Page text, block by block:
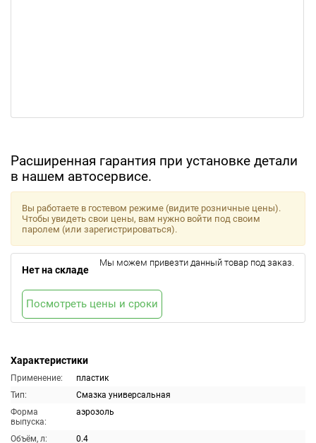
Расширенная гарантия при установке детали
в нашем автосервисе.
Характеристики
Применение:
пластик
Тип:
Смазка универсальная
Форма
выпуска:
аэрозоль
Объём, л:
0.4
Вы работаете в гостевом режиме (видите розничные цены).
Чтобы увидеть свои цены, вам нужно войти под своим
паролем (или зарегистрироваться).
Нет на складе
Мы можем привезти данный товар под заказ.
Посмотреть цены и сроки